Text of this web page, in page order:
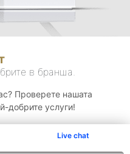
Live chat
в бранша.
Проверете нашата
добрите услуги!